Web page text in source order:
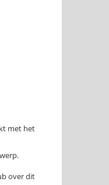
met het
over dit